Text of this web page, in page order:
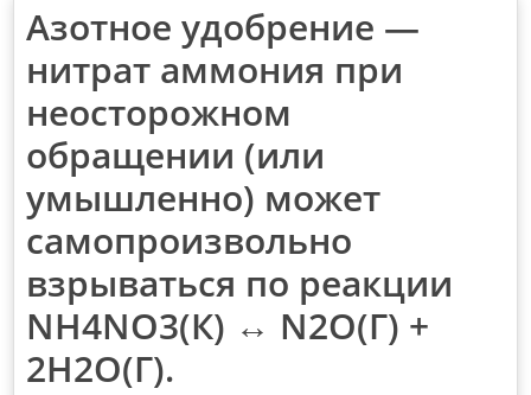
Азотное удобрение —
нитрат аммония при
неосторожном
обращении (или
умышленно) может
самопроизвольно
взрываться по реакции
NН4NО3(К) ↔ N2О(Г) +
2Н2О(Г).